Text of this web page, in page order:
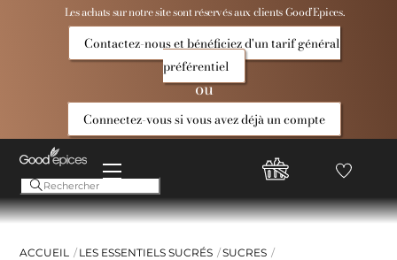
Les achats sur notre site sont réservés aux clients Good’Epices.
Contactez-nous et bénéficiez d'un tarif général
préférentiel
ou
Connectez-vous si vous avez déjà un compte
Menu
Compte
Good
Favoris
ACCUEIL LES ESSENTIELS SUCRÉS SUCRES